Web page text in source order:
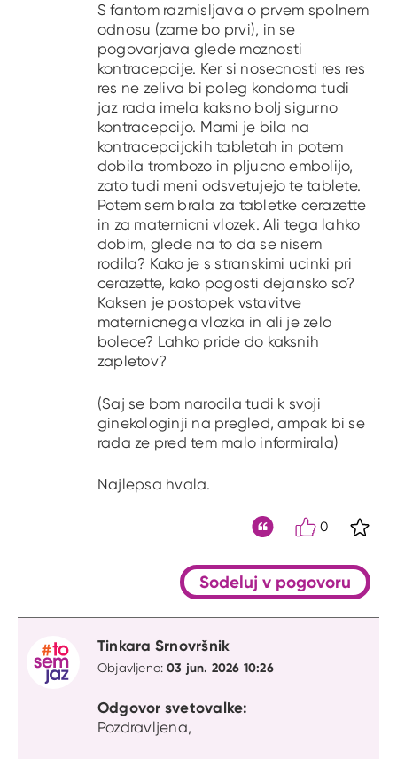
S fantom razmisljava o prvem spolnem
odnosu (zame bo prvi), in se
pogovarjava glede moznosti
kontracepcije. Ker si nosecnosti res res
res ne zeliva bi poleg kondoma tudi
jaz rada imela kaksno bolj sigurno
kontracepcijo. Mami je bila na
kontracepcijckih tabletah in potem
dobila trombozo in pljucno embolijo,
zato tudi meni odsvetujejo te tablete.
Potem sem brala za tabletke cerazette
in za maternicni vlozek. Ali tega lahko
dobim, glede na to da se nisem
rodila? Kako je s stranskimi ucinki pri
cerazette, kako pogosti dejansko so?
Kaksen je postopek vstavitve
maternicnega vlozka in ali je zelo
bolece? Lahko pride do kaksnih
zapletov?
(Saj se bom narocila tudi k svoji
ginekologinji na pregled, ampak bi se
rada ze pred tem malo informirala)
Najlepsa hvala.
0
Sodeluj v pogovoru
Tinkara Srnovršnik
Objavljeno:03 jun. 2026 10:26
Odgovor svetovalke:
Pozdravljena,